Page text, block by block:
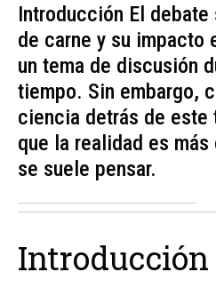
Introducción El
de carne y su impacto
un tema de discusión
tiempo. Sin embargo,
ciencia detrás de este
que la realidad es
se suele pensar.
Introducción